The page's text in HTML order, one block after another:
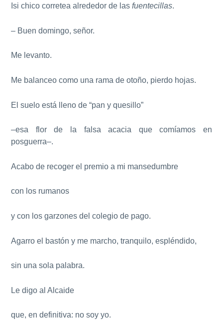
Isi chico corretea alrededor de lasfuentecillas.
– Buen domingo, señor.
Me levanto.
Me balanceo como una rama de otoño, pierdo hojas.
El suelo está lleno de “pan y quesillo”
–esa flor de la falsa acacia que comíamos en
posguerra–.
Acabo de recoger el premio a mi mansedumbre
con los rumanos
y con los garzones del colegio de pago.
Agarro el bastón y me marcho, tranquilo, espléndido,
sin una sola palabra.
Le digo al Alcaide
que, en definitiva: no soy yo.